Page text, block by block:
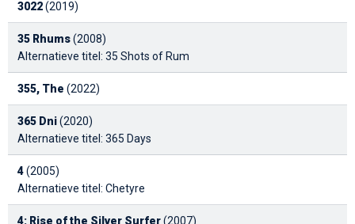
3022(2019)
35 Rhums(2008)
Alternatieve titel: 35 Shots of Rum
355, The (2022)
365 Dni(2020)
Alternatieve titel: 365 Days
4(2005)
Alternatieve titel: Chetyre
4: Rise of the Silver Surfer(2007)